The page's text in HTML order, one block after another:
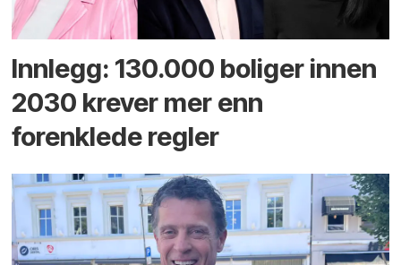
Innlegg: 130.000 boliger innen
2030 krever mer enn
forenklede regler